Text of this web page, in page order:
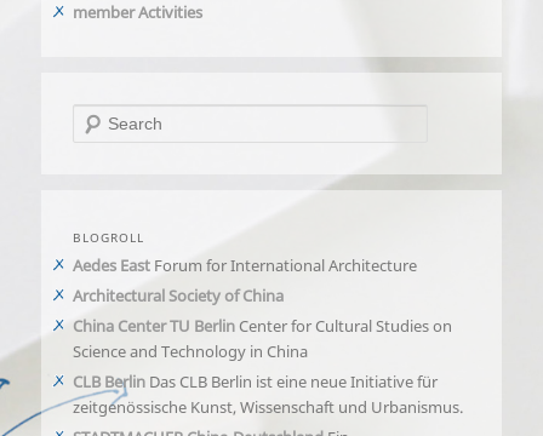
member Activities
Search
BLOGROLL
Aedes East Forum for International Architecture
Architectural Society of China
China Center TU Berlin Center for Cultural Studies on
Science and Technology in China
CLB Berlin Das CLB Berlin ist eine neue Initiative für
zeitgenössische Kunst, Wissenschaft und Urbanismus.